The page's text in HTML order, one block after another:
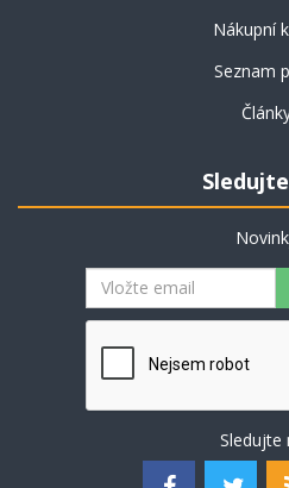
Nákupní
Seznam
Sledujte